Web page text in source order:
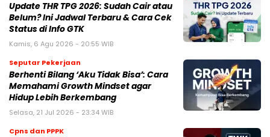
Update THR TPG 2026: Sudah Cair atau
Belum? Ini Jadwal Terbaru & Cara Cek
Status di Info GTK
Kamis, 6 Agu 2026 - 20:55 WIB
Seputar Pekerjaan
Berhenti Bilang ‘Aku Tidak Bisa’: Cara
Memahami Growth Mindset agar
Hidup Lebih Berkembang
Selasa, 21 Jul 2026 - 23:34 WIB
Cpns dan PPPK